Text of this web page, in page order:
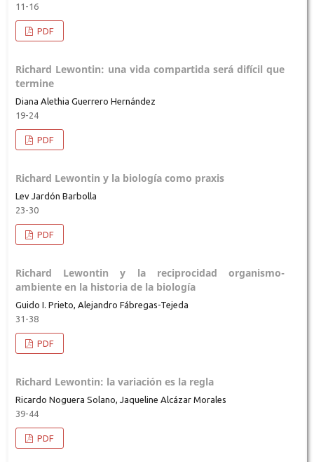
11-16
PDF
Richard Lewontin: una vida compartida será difícil que
termine
Diana Alethia Guerrero Hernández
19-24
PDF
Richard Lewontin y la biología como praxis
Lev Jardón Barbolla
23-30
PDF
Richard Lewontin y la reciprocidad organismo-
ambiente en la historia de la biología
Guido I. Prieto, Alejandro Fábregas-Tejeda
31-38
PDF
Richard Lewontin: la variación es la regla
Ricardo Noguera Solano, Jaqueline Alcázar Morales
39-44
PDF